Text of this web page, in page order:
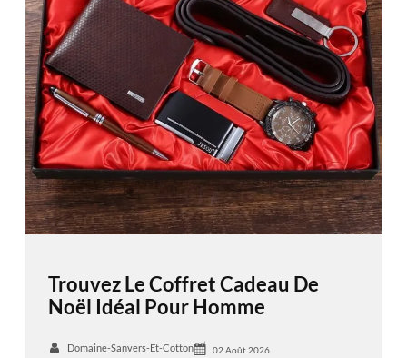
Trouvez Le Coffret Cadeau De
Noël Idéal Pour Homme
Domaine-Sanvers-Et-Cotton 02 Août 2026